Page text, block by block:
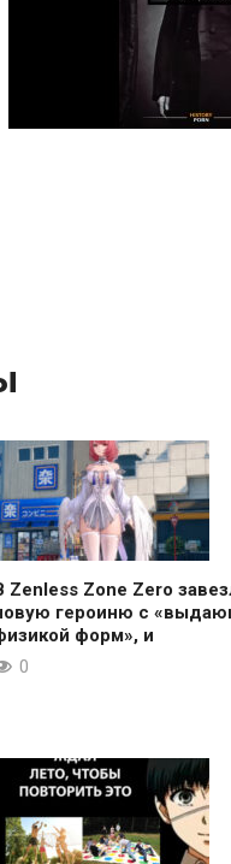
Zenless Zone Zero
героиню с
форм», и
0